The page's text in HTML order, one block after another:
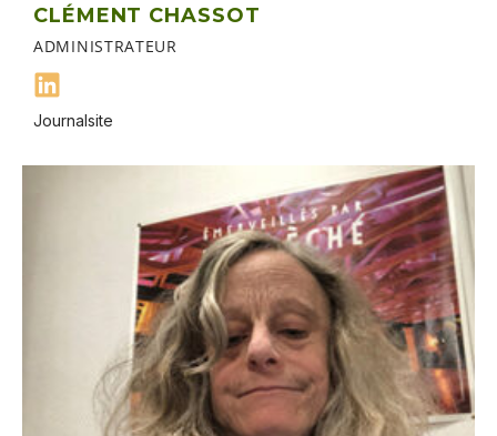
CLÉMENT CHASSOT
ADMINISTRATEUR
Journalsite